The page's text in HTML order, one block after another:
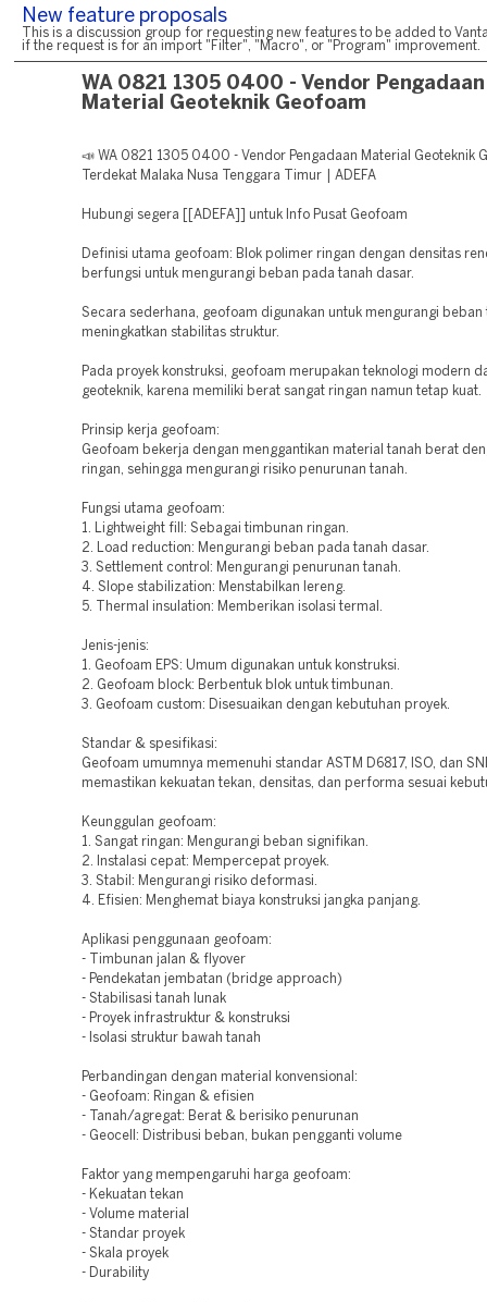
New feature proposals
This is a discussion group for requesting new features to be added to
if the request is for an import "Filter", "Macro", or "Program" improvement.
WA 0821 1305 0400 - Vendor Pengadaan
Material Geoteknik Geofoam
📣 WA 0821 1305 0400 - Vendor Pengadaan Material Geoteknik
Terdekat Malaka Nusa Tenggara Timur | ADEFA
Hubungi segera [[ADEFA]] untuk Info Pusat Geofoam
Definisi utama geofoam: Blok polimer ringan dengan densitas
berfungsi untuk mengurangi beban pada tanah dasar.
Secara sederhana, geofoam digunakan untuk mengurangi beban
meningkatkan stabilitas struktur.
Pada proyek konstruksi, geofoam merupakan teknologi modern
geoteknik, karena memiliki berat sangat ringan namun tetap kuat.
Prinsip kerja geofoam:
Geofoam bekerja dengan menggantikan material tanah berat
ringan, sehingga mengurangi risiko penurunan tanah.
Fungsi utama geofoam:
1. Lightweight fill: Sebagai timbunan ringan.
2. Load reduction: Mengurangi beban pada tanah dasar.
3. Settlement control: Mengurangi penurunan tanah.
4. Slope stabilization: Menstabilkan lereng.
5. Thermal insulation: Memberikan isolasi termal.
Jenis-jenis:
1. Geofoam EPS: Umum digunakan untuk konstruksi.
2. Geofoam block: Berbentuk blok untuk timbunan.
3. Geofoam custom: Disesuaikan dengan kebutuhan proyek.
Standar & spesifikasi:
Geofoam umumnya memenuhi standar ASTM D6817, ISO, dan
memastikan kekuatan tekan, densitas, dan performa sesuai
Keunggulan geofoam:
1. Sangat ringan: Mengurangi beban signifikan.
2. Instalasi cepat: Mempercepat proyek.
3. Stabil: Mengurangi risiko deformasi.
4. Efisien: Menghemat biaya konstruksi jangka panjang.
Aplikasi penggunaan geofoam:
- Timbunan jalan & flyover
- Pendekatan jembatan (bridge approach)
- Stabilisasi tanah lunak
- Proyek infrastruktur & konstruksi
- Isolasi struktur bawah tanah
Perbandingan dengan material konvensional:
- Geofoam: Ringan & efisien
- Tanah/agregat: Berat & berisiko penurunan
- Geocell: Distribusi beban, bukan pengganti volume
Faktor yang mempengaruhi harga geofoam:
- Kekuatan tekan
- Volume material
- Standar proyek
- Skala proyek
- Durability